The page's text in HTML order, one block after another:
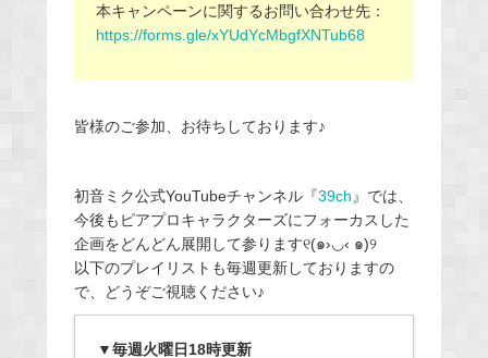
本キャンペーンに関するお問い合わせ先：
https://forms.gle/xYUdYcMbgfXNTub68
皆様のご参加、お待ちしております♪
初音ミク公式YouTubeチャンネル『39ch 』では、
今後もピアプロキャラクターズにフォーカスした
企画をどんどん展開して参ります୧(๑›◡‹ ๑)୨
以下のプレイリストも毎週更新しておりますの
で、
どうぞご視聴ください♪
▼毎週火曜日18時更新